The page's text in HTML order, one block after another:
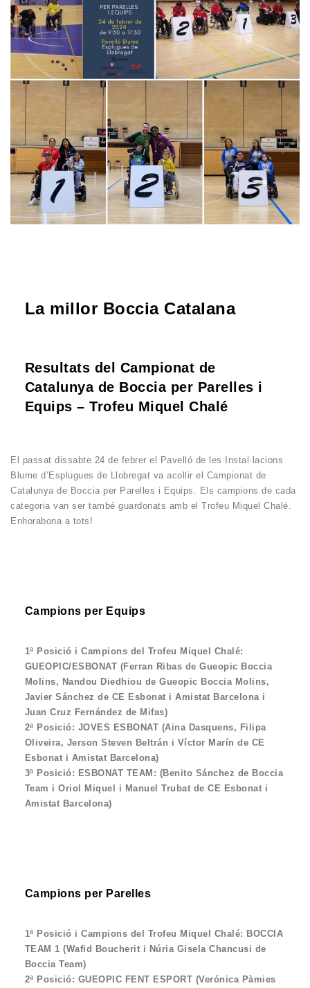
La millor Boccia Catalana
Resultats del Campionat de
Catalunya de Boccia per Parelles i
Equips – Trofeu Miquel Chalé
El passat dissabte 24 de febrer el Pavelló de les Instal·lacions
Blume d’Esplugues de Llobregat va acollir el Campionat de
Catalunya de Boccia per Parelles i Equips. Els campions de cada
categoria van ser també guardonats amb el Trofeu Miquel Chalé.
Enhorabona a tots!
Campions per Equips
1ª Posició i Campions del Trofeu Miquel Chalé:
GUEOPIC/ESBONAT (Ferran Ribas de Gueopic Boccia
Molins, Nandou Diedhiou de Gueopic Boccia Molins,
Javier Sánchez de CE Esbonat i Amistat Barcelona i
Juan Cruz Fernández de Mifas)
2ª Posició: JOVES ESBONAT (Aina Dasquens, Filipa
Oliveira, Jerson Steven Beltrán i Víctor Marín de CE
Esbonat i Amistat Barcelona)
3ª Posició: ESBONAT TEAM: (Benito Sánchez de Boccia
Team i Oriol Miquel i Manuel Trubat de CE Esbonat i
Amistat Barcelona)
Campions per Parelles
1ª Posició i Campions del Trofeu Miquel Chalé: BOCCIA
TEAM 1 (Wafid Boucherit i Núria Gisela Chancusi de
Boccia Team)
2ª Posició: GUEOPIC FENT ESPORT (Verónica Pàmies